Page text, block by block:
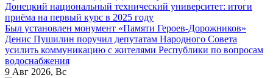
Донецкий национальный технический университет: итоги
приёма на первый курс в 2025 году
Был установлен монумент «Памяти Героев-Дорожников»
Денис Пушилин поручил депутатам Народного Совета
усилить коммуникацию с жителями Республики по вопросам
водоснабжения
9 Авг 2026, Вс